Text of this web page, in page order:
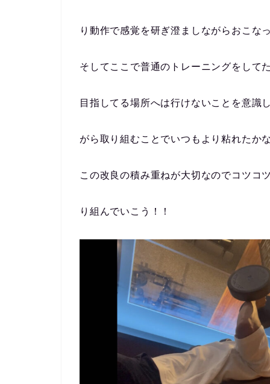
り動作で感覚を研ぎ澄ましながらおこなっ
そしてここで普通のトレーニングをして
目指してる場所へは行けないことを意識
がら取り組むことでいつもより粘れたかな
この改良の積み重ねが大切なのでコツコ
り組んでいこう！！